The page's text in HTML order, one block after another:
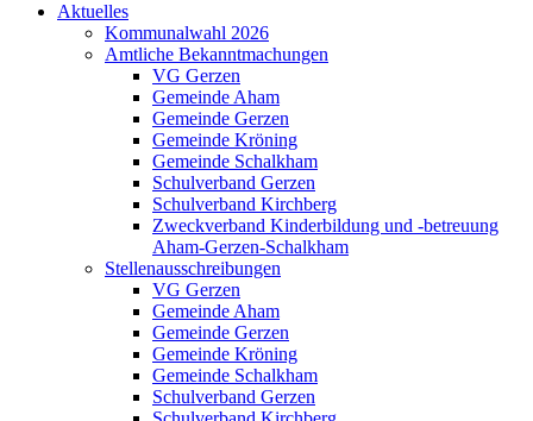
Aktuelles
Kommunalwahl 2026
Amtliche Bekanntmachungen
VG Gerzen
Gemeinde Aham
Gemeinde Gerzen
Gemeinde Kröning
Gemeinde Schalkham
Schulverband Gerzen
Schulverband Kirchberg
Zweckverband Kinderbildung und -betreuung
Aham-Gerzen-Schalkham
Stellenausschreibungen
VG Gerzen
Gemeinde Aham
Gemeinde Gerzen
Gemeinde Kröning
Gemeinde Schalkham
Schulverband Gerzen